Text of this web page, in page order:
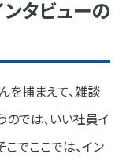
タビューの
を捕まえて、雑談
のでは、いい社員イ
でここでは、イン